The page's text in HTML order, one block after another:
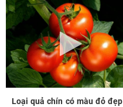
Loại quả chín có màu đỏ đẹp